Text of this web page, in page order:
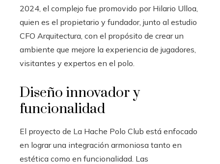
2024, el complejo fue promovido por Hilario Ulloa,
quien es el propietario y fundador, junto al estudio
CFO Arquitectura, con el propósito de crear un
ambiente que mejore la experiencia de jugadores,
visitantes y expertos en el polo.
Diseño innovador y
funcionalidad
El proyecto de La Hache Polo Club está enfocado
en lograr una integración armoniosa tanto en
estética como en funcionalidad. Las